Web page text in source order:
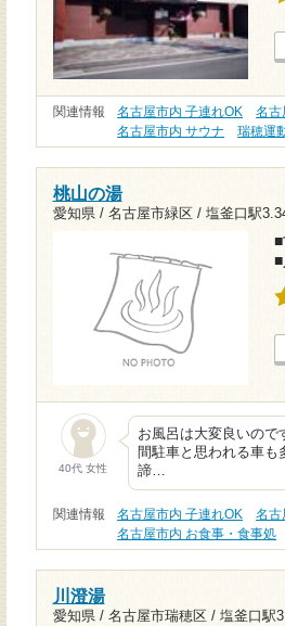
関連情報 名古屋市内 子連れOK 名古
名古屋市内 サウナ
瑞穂運
桃山の湯
愛知県 / 名古屋市緑区 / 塩釜口駅
40代 女性
お風呂は大変良いので
間駐車と思われる車も
諦…
関連情報 名古屋市内 子連れOK 名古
名古屋市内 お食事・食事処
川澄湯
愛知県 / 名古屋市瑞穂区 / 塩釜口駅